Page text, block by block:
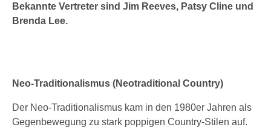
Bekannte Vertreter sind Jim Reeves, Patsy Cline und
Brenda Lee.
Neo-Traditionalismus (Neotraditional Country)
Der Neo-Traditionalismus kam in den 1980er Jahren als
Gegenbewegung zu stark poppigen Country-Stilen auf.